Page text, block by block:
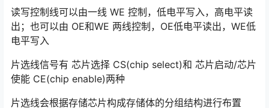
读写控制线可以由一线 WE 控制，低电平写入，高电平读
出；也可以由 OE和WE 两线控制，OE低电平读出，WE低
电平写入
片选线信号有 芯片选择 CS(chip select)和 芯片启动/芯片
使能 CE(chip enable)两种
片选线会根据存储芯片构成存储体的分组结构进行布置